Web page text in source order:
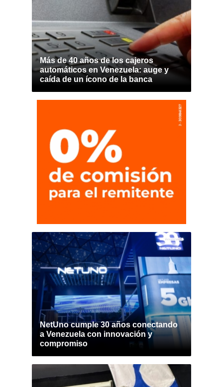
Más de 40 años de los cajeros
automáticos en Venezuela: auge y
caída de un ícono de la banca
NetUno cumple 30 años conectando
a Venezuela con innovación y
compromiso